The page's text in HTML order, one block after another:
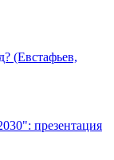
(Евстафьев,
презентация